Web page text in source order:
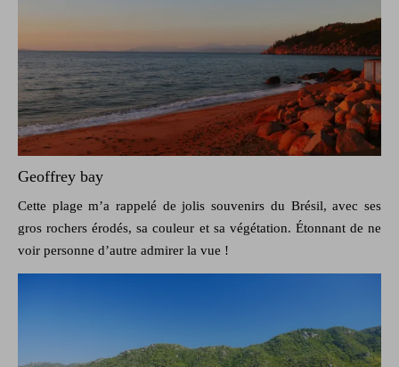
Geoffrey bay
Cette plage m’a rappelé de jolis souvenirs du Brésil, avec ses
gros rochers érodés, sa couleur et sa végétation. Étonnant de ne
voir personne d’autre admirer la vue !